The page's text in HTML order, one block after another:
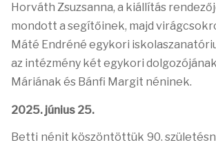
Horváth Zsuzsanna, a kiállítás
mondott a segítőinek, majd
Máté Endréné egykori
az intézmény két egykori
Máriának és Bánfi Margit néninek.
2025. június 25.
Betti nénit köszöntöttük 90.